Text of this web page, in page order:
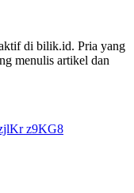
di bilik.id. Pria yang
menulis artikel dan